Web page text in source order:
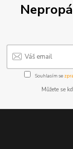
Souhlasím se
Můžete se